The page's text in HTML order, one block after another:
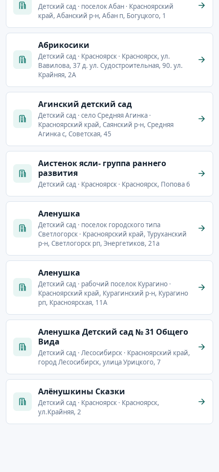
Детский сад · поселок Абан · Красноярский
край, Абанский р-н, Абан п, Богуцкого, 1
Абрикосики
Детский сад · Красноярск · Красноярск, ул.
Вавилова, 37 д. ул. Судостроительная, 90. ул.
Крайняя, 2А
Агинский детский сад
Детский сад · село Средняя Агинка ·
Красноярский край, Саянский р-н, Средняя
Агинка с, Советская, 45
Аистенок ясли- группа раннего
развития
Детский сад · Красноярск · Красноярск, Попова 6
Аленушка
Детский сад · поселок городского типа
Светлогорск · Красноярский край, Туруханский
р-н, Светлогорск рп, Энергетиков, 21а
Аленушка
Детский сад · рабочий поселок Курагино ·
Красноярский край, Курагинский р-н, Курагино
рп, Красноярская, 11А
Аленушка Детский сад № 31 Общего
Вида
Детский сад · Лесосибирск · Красноярский край,
город Лесосибирск, улица Урицкого, 7
Алёнушкины Сказки
Детский сад · Красноярск · Красноярск,
ул.Крайняя, 2